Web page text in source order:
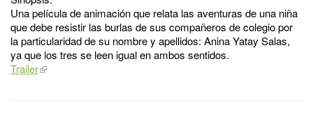
Una película de animación que relata las aventuras de una niña
que debe resistir las burlas de sus compañeros de colegio por
la particularidad de su nombre y apellidos: Anina Yatay Salas,
ya que los tres se leen igual en ambos sentidos.
Trailer